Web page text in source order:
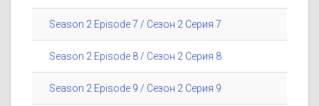
Season 2 Episode 7 / Сезон 2 Серия 7
Season 2 Episode 8 / Сезон 2 Серия 8
Season 2 Episode 9 / Сезон 2 Серия 9